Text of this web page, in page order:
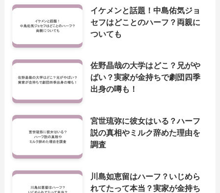
イケメンと話題！中島佑気ジョ
セフはどことのハーフ？両親に
ついても
佐野晶哉の大学はどこ？兄がや
ばい？実家が金持ちで劇団四季
出身の噂も！
宮世琉弥に彼女はいる？ハーフ
説の真相やミルク辞めた理由を
調査
川島如恵留はハーフ？いじめら
れてたって本当？実家が金持ち